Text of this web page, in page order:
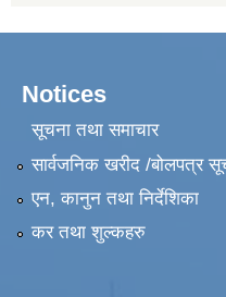
Notices
सूचना तथा समाचार
सार्वजनिक खरीद /बोलपत्र
एन, कानुन तथा निर्देशिका
कर तथा शुल्कहरु